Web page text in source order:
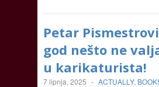
Petar
god nešto ne
u karikaturista!
7 lipnja, 2025 - ACTUALLY,